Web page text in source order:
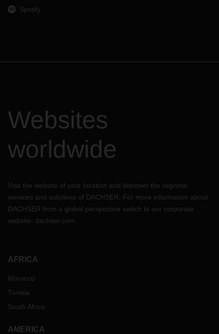
Spotify
Websites
worldwide
Visit the website of your location and discover the regional
services and solutions of DACHSER. For more information about
DACHSER from a global perspective switch to our corporate
website: dachser.com
AFRICA
Morocco
Tunisia
South Africa
AMERICA